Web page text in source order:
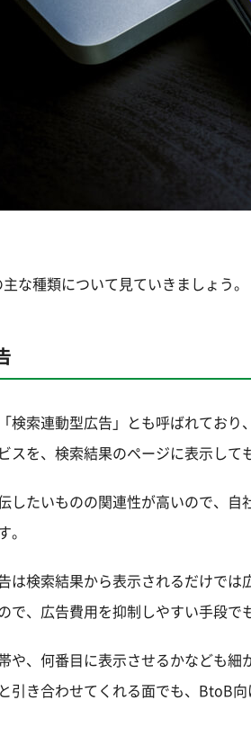
な種類について見ていきましょう。
検索連動型広告」とも呼ばれてお
スを、検索結果のページに表示して
したいものの関連性が高いので、
は検索結果から表示されるだけで
で、広告費用を抑制しやすい手段で
や、何番目に表示させるかなども
引き合わせてくれる面でも、BtoB